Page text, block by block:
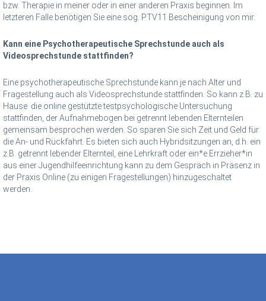
bzw. Therapie in meiner oder in einer anderen Praxis beginnen. Im
letzteren Falle benötigen Sie eine sog. PTV11 Bescheinigung von mir.
Kann eine Psychotherapeutische Sprechstunde auch als
Videosprechstunde stattfinden?
Eine psychotherapeutische Sprechstunde kann je nach Alter und
Fragestellung auch als Videosprechstunde stattfinden. So kann z.B. zu
Hause die online gestützte testpsychologische Untersuchung
stattfinden, der Aufnahmebogen bei getrennt lebenden Elternteilen
gemeinsam besprochen werden. So sparen Sie sich Zeit und Geld für
die An- und Rückfahrt. Es bieten sich auch Hybridsitzungen an, d.h. ein
z.B. getrennt lebender Elternteil, eine Lehrkraft oder ein*e Errzieher*in
aus einer Jugendhilfeeinrichtung kann zu dem Gespräch in Präsenz in
der Praxis Online (zu einigen Fragestellungen) hinzugeschaltet
werden.